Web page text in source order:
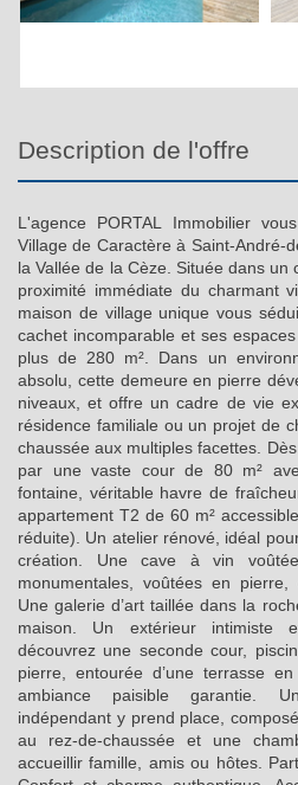
description de l'offre
L'agence PORTAL Immobilier
Village de Caractère à Saint-André-
la Vallée de la Cèze. Située dans
proximité immédiate du charmant
maison de village unique vous
cachet incomparable et ses
plus de 280 m². Dans un
absolu, cette demeure en pierre
niveaux, et offre un cadre de vie
résidence familiale ou un projet de
chaussée aux multiples facettes.
par une vaste cour de 80 m²
fontaine, véritable havre de
appartement T2 de 60 m²
réduite). Un atelier rénové, idéal
création. Une cave à vin
monumentales, voûtées en pierre,
Une galerie d’art taillée dans la
maison. Un extérieur intimiste
découvrez une seconde cour,
pierre, entourée d’une terrasse
ambiance paisible garantie.
indépendant y prend place,
au rez-de-chaussée et une
accueillir famille, amis ou hôtes.